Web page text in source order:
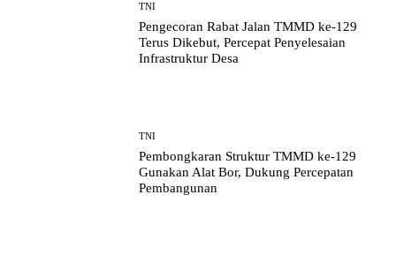
TNI
Pengecoran Rabat Jalan TMMD ke-129
Terus Dikebut, Percepat Penyelesaian
Infrastruktur Desa
TNI
Pembongkaran Struktur TMMD ke-129
Gunakan Alat Bor, Dukung Percepatan
Pembangunan